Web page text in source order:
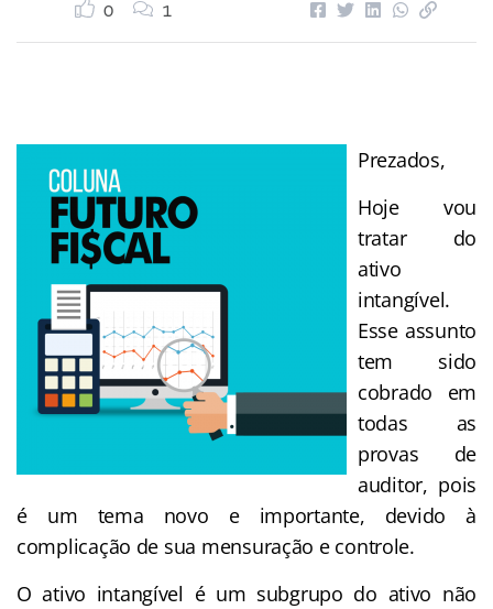
0 1
Prezados,
Hoje vou
tratar do
ativo
intangível.
Esse assunto
tem sido
cobrado em
todas as
provas de
auditor, pois
é um tema novo e importante, devido à
complicação de sua mensuração e controle.
O ativo intangível é um subgrupo do ativo não